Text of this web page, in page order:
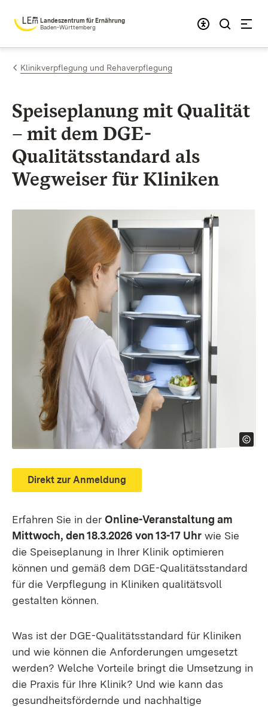
Zum Inhalt springen
Landeszentrum für Ernährung
Baden-Württemberg
Klinikverpflegung und Rehaverpflegung
Speiseplanung mit Qualität
– mit dem DGE-
Qualitätsstandard als
Wegweiser für Kliniken
Direkt zur Anmeldung
Erfahren Sie in der Online-Veranstaltung am
Mittwoch, den 18.3.2026 von 13-17 Uhr wie Sie
die Speiseplanung in Ihrer Klinik optimieren
können und gemäß dem DGE-Qualitätsstandard
für die Verpflegung in Kliniken qualitätsvoll
gestalten können.
Was ist der DGE-Qualitätsstandard für Kliniken
und wie können die Anforderungen umgesetzt
werden? Welche Vorteile bringt die Umsetzung in
die Praxis für Ihre Klinik? Und wie kann das
gesundheitsfördernde und nachhaltige